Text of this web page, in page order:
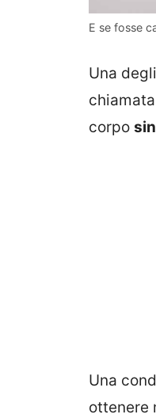
E se fosse
Una
corpo
Una
ottenere